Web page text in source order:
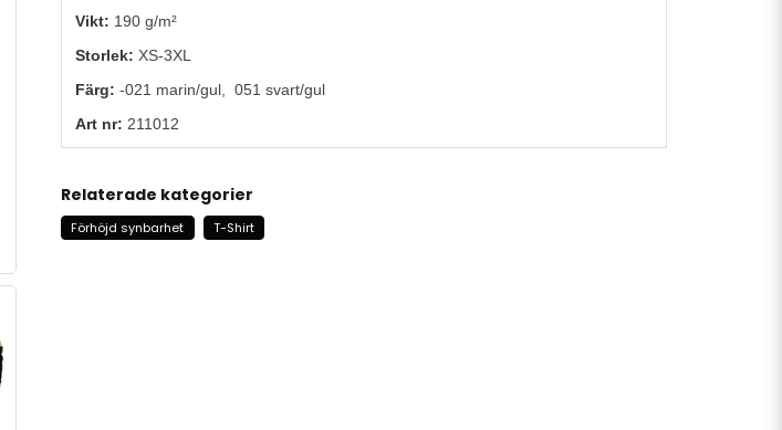
Vikt: 190 g/m²
Storlek: XS-3XL
Färg: -021 marin/gul, 051 svart/gul
Art nr: 211012
Relaterade kategorier
Förhöjd synbarhet T-Shirt